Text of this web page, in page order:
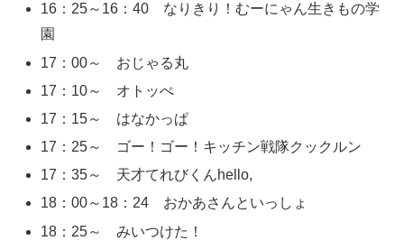
16：25～16：40 なりきり！むーにゃん生きもの学
園
17：00～ おじゃる丸
17：10～ オトッぺ
17：15～ はなかっぱ
17：25～ ゴー！ゴー！キッチン戦隊クックルン
17：35～ 天才てれびくんhello,
18：00～18：24 おかあさんといっしょ
18：25～ みいつけた！